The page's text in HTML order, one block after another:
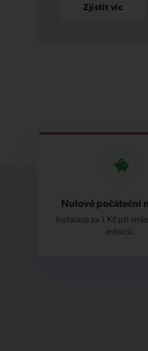
Zjistit víc
Nulové počáteční
Instalace za 1 Kč při
měsíců.